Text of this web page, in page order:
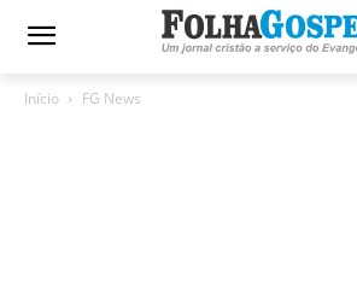
Início FG News